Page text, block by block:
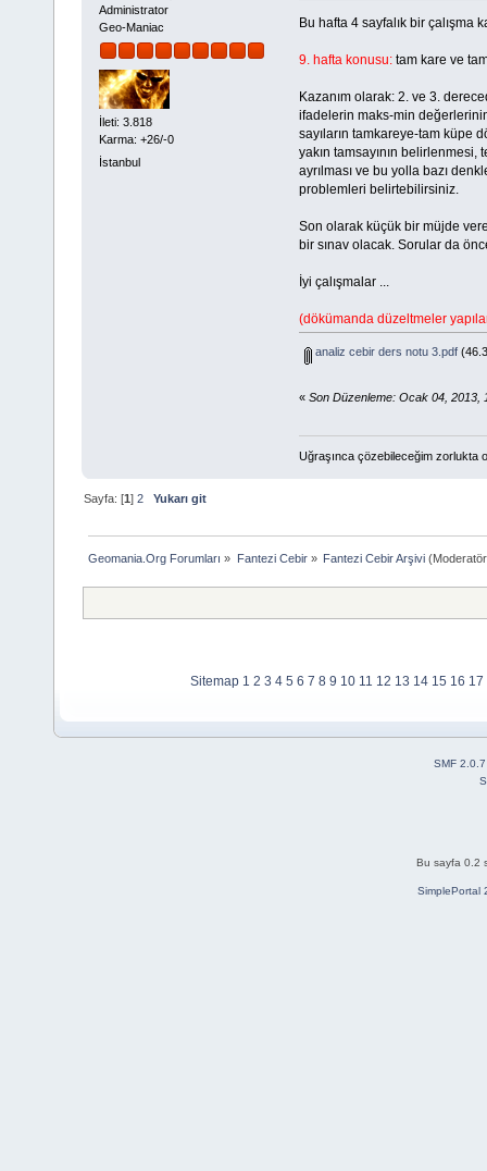
Administrator
Geo-Maniac
İleti: 3.818
Karma: +26/-0
İstanbul
Bu hafta 4 sayfalık bir çalışma
9. hafta konusu:tam kare ve
Kazanım olarak: 2. ve 3.
ifadelerin maks-min
sayıların tamkareye-tam küpe
yakın tamsayının
ayrılması ve bu yolla bazı
problemleri belirtebilirsiniz.
Son olarak küçük bir müjde
bir sınav olacak. Sorular da
İyi çalışmalar ...
(dökümanda düzeltmeler
analiz cebir ders notu 3.pdf
« Son Düzenleme: Ocak 04,
Uğraşınca çözebileceğim zorlukta
Sayfa: [1]2 Yukarı git
Geomania.Org Forumları » Fantezi Cebir» Fantezi Cebir Arşivi
Sitemap 1 2 3 4 5 6 7 8 9 10 11 12 13 14 15 16 17
SMF 2.0.7
Bu sayfa 0.2
SimplePortal